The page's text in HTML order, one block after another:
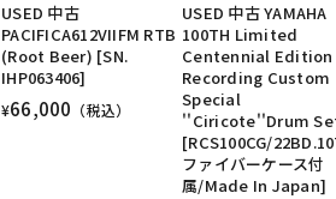
USED 中古
PACIFICA612VIIFM RTB
(Root Beer) [SN.
IHP063406]
¥66,000 （税込）
USED 中古 YAMAHA
100TH Limited
Centennial Edition
Recording Custom
Special
''Ciricote''Drum
[RCS100CG/
ファイバーケース付
属/Made In Japan]